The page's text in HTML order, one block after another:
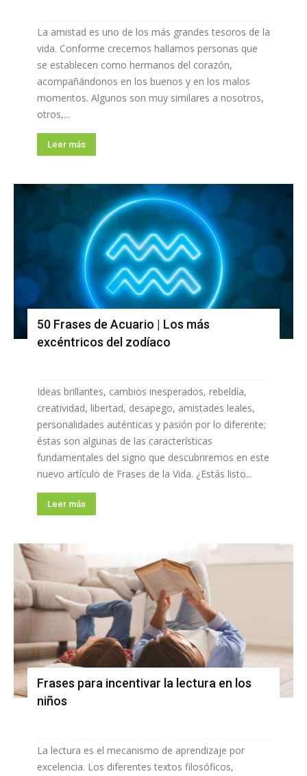
La amistad es uno de los más grandes tesoros de la
vida. Conforme crecemos hallamos personas que
se establecen como hermanos del corazón,
acompañándonos en los buenos y en los malos
momentos. Algunos son muy similares a nosotros,
otros,...
Leer más
50 Frases de Acuario | Los más
excéntricos del zodíaco
Ideas brillantes, cambios inesperados, rebeldía,
creatividad, libertad, desapego, amistades leales,
personalidades auténticas y pasión por lo diferente;
éstas son algunas de las características
fundamentales del signo que descubriremos en este
nuevo artículo de Frases de la Vida. ¿Estás listo...
Leer más
Frases para incentivar la lectura en los
niños
La lectura es el mecanismo de aprendizaje por
excelencia. Los diferentes textos filosóficos,